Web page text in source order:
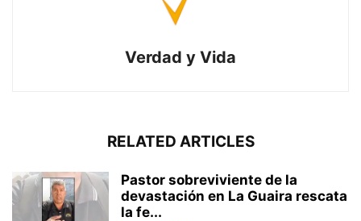
Verdad y Vida
RELATED ARTICLES
Pastor sobreviviente de la
devastación en La Guaira rescata
la fe...